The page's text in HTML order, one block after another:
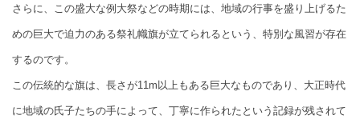
さらに、この盛大な例大祭などの時期には、地域の行事を盛り上げるた
めの巨大で迫力のある祭礼幟旗が立てられるという、特別な風習が存在
するのです。
この伝統的な旗は、長さが11m以上もある巨大なものであり、大正時代
に地域の氏子たちの手によって、丁寧に作られたという記録が残されて